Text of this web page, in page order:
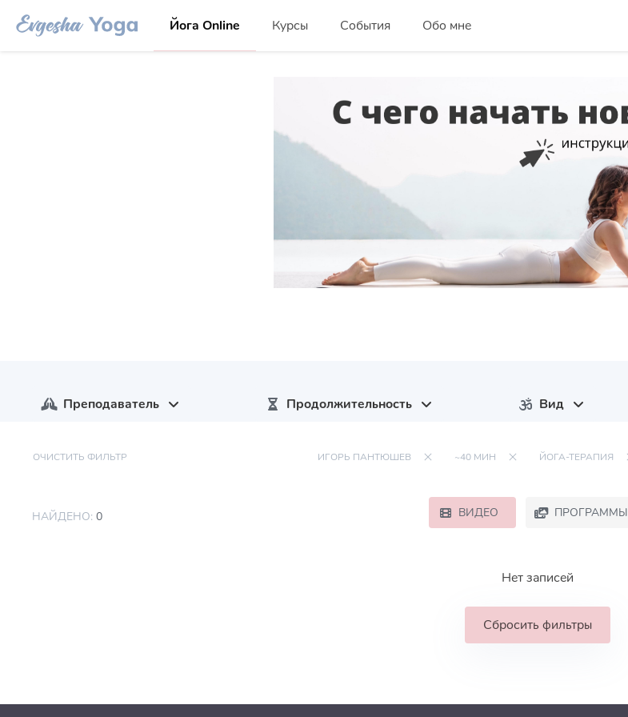
Йога Online Курсы События Обо мне
Преподаватель Продолжительность Вид
ОЧИСТИТЬ ФИЛЬТР ИГОРЬ ПАНТЮШЕВ ~40 МИН ЙОГА-ТЕРАПИЯ
НАЙДЕНО: 0 ВИДЕО ПРОГРАММЫ
Нет записей
Сбросить фильтры